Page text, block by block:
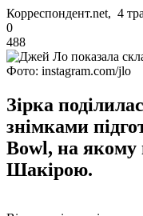
Корреспондент.net, 4
0
488
Фото: instagram.com/jlo
Зірка
знімками
Bowl, на якому
Шакірою.